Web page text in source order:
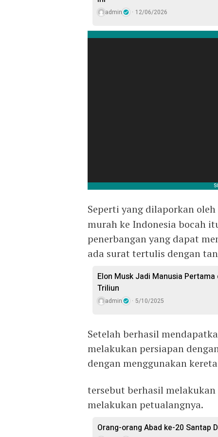
admin 12/06/2026
Seperti yang dilaporkan oleh
murah ke Indonesia bocah
penerbangan yang dapat
ada surat tertulis dengan
Elon Musk Jadi Manusia
Triliun
admin 5/10/2025
Setelah berhasil
melakukan persiapan
dengan menggunakan
tersebut berhasil
melakukan petualangnya.
Orang-orang Abad ke-20 Santap